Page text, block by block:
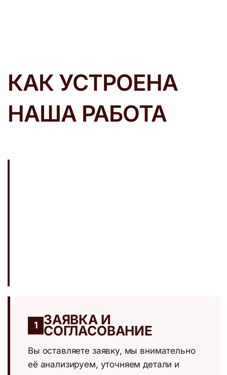
КАК УСТРОЕНА
НАША РАБОТА
1 ЗАЯВКА И
СОГЛАСОВАНИЕ
Вы оставляете заявку, мы внимательно
её анализируем, уточняем детали и